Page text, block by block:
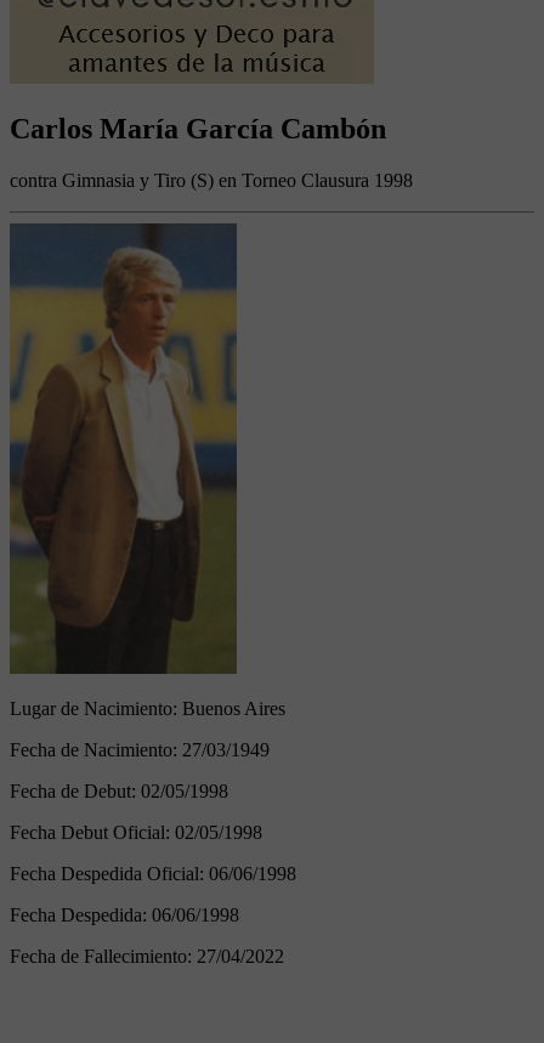
Carlos María García Cambón
contra Gimnasia y Tiro (S) en Torneo Clausura 1998
Lugar de Nacimiento: Buenos Aires
Fecha de Nacimiento: 27/03/1949
Fecha de Debut: 02/05/1998
Fecha Debut Oficial: 02/05/1998
Fecha Despedida Oficial: 06/06/1998
Fecha Despedida: 06/06/1998
Fecha de Fallecimiento: 27/04/2022